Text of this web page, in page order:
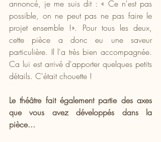
annoncé, je me suis dit : « Ce n'est pas
possible, on ne peut pas ne pas faire le
projet ensemble !». Pour tous les deux,
cette pièce a donc eu une saveur
particulière. Il l'a très bien accompagnée.
Ca lui est arrivé d'apporter quelques petits
détails. C'était chouette !
Le théâtre fait également partie des axes
que vous avez développés dans la
pièce...